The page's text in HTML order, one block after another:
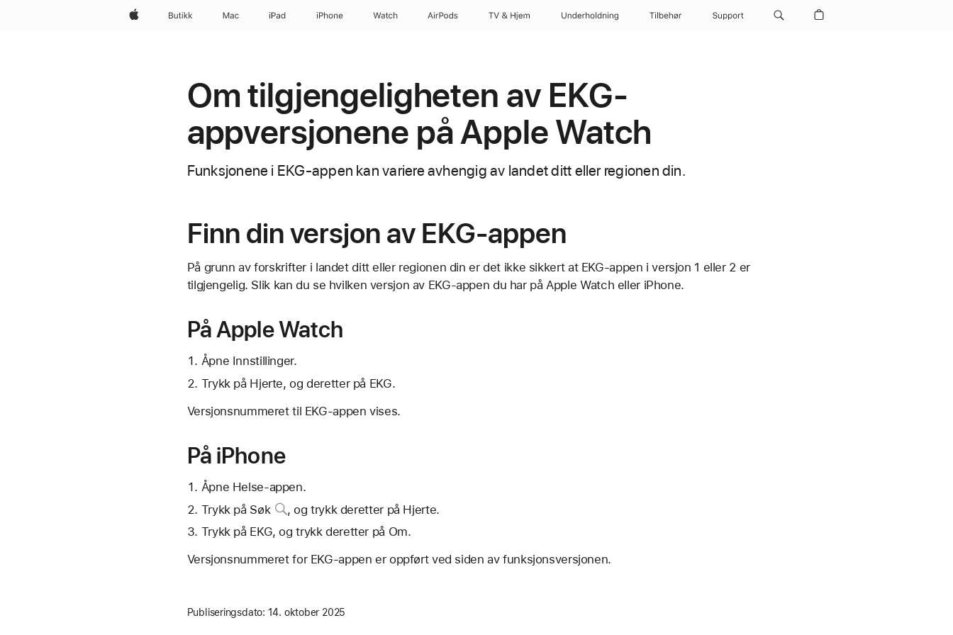
AppleButikk Mac iPad iPhone Watch AirPods TV og Hjem Underholdning Tilbehør Support
Om tilgjengeligheten av EKG-
appversjonene på Apple Watch
Funksjonene i EKG-appen kan variere avhengig av landet ditt eller regionen din.
Finn din versjon av EKG-appen
På grunn av forskrifter i landet ditt eller regionen din er det ikke sikkert at EKG-appen i versjon 1 eller 2 er
tilgjengelig. Slik kan du se hvilken versjon av EKG-appen du har på Apple Watch eller iPhone.
På Apple Watch
Åpne Innstillinger.
Trykk på Hjerte, og deretter på EKG.
Versjonsnummeret til EKG-appen vises.
På iPhone
Åpne Helse-appen.
Trykk på Søk
, og trykk deretter på Hjerte.
Trykk på EKG, og trykk deretter på Om.
Versjonsnummeret for EKG-appen er oppført ved siden av funksjonsversjonen.
Publiseringsdato: 14. oktober 2025